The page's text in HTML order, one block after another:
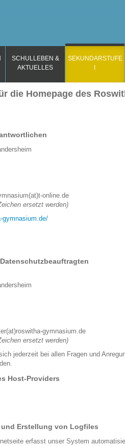
SCHULLEBEN &
AKTUELLES
SEKUNDARSTUFE
die Homepage des
online.de
ersetzt werden)
gymnasium.de/
gymnasium.de
ersetzt werden)
jederzeit bei allen Fragen und
Host-Providers
Erstellung von Logfiles
erfasst unser System